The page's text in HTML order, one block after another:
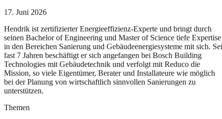
17. Juni 2026
Hendrik ist zertifizierter Energieeffizienz-Experte und bringt durch
seinen Bachelor of Engineering und Master of Science tiefe Expertise
in den Bereichen Sanierung und Gebäudeenergiesysteme mit sich.
fast 7 Jahren beschäftigt er sich angefangen bei Bosch Building
Technologies mit Gebäudetechnik und verfolgt mit Reduco die
Mission, so viele Eigentümer, Berater und Installateure wie möglich
bei der Planung von wirtschaftlich sinnvollen Sanierungen zu
unterstützen.
Themen